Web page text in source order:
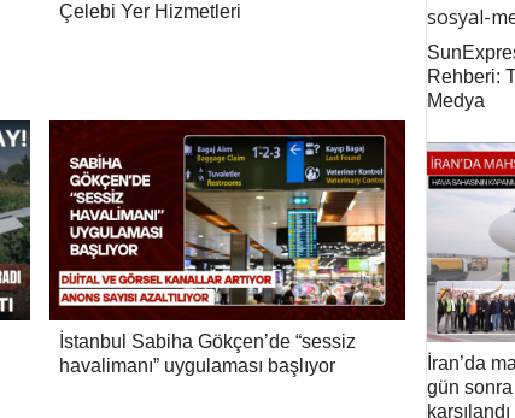
Çelebi Yer Hizmetleri
İstanbul Sabiha Gökçen’de “sessiz
havalimanı” uygulaması başlıyor
Rehberi:
Medya
İran’da
gün sonra
karşılandı